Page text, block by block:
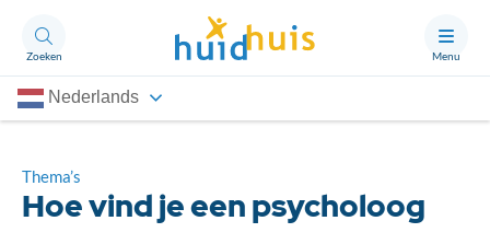
Zoeken Menu
Nederlands
Thema’s
Artikelen
Thema’s
Hoe vind je een psycholoog